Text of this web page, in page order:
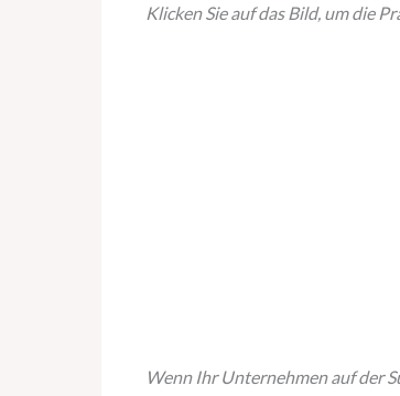
Klicken Sie auf das Bild, um die
Wenn Ihr Unternehmen auf der